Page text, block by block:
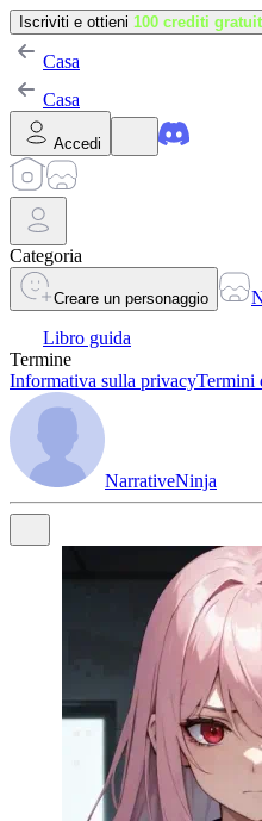
Iscriviti e ottieni 100 crediti
Casa
Casa
Accedi
Categoria
Creare un personaggio
Libro guida
Termine
Informativa sulla privacyTermini
NarrativeNinja